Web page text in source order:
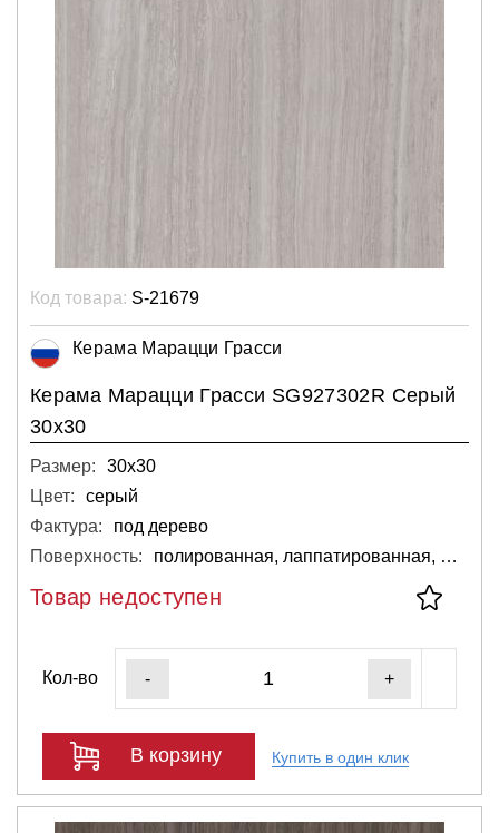
Код товара: S-21679
Керама Марацци Грасси
Керама Марацци Грасси SG927302R Серый
30х30
Размер:
30х30
Цвет:
серый
Фактура:
под дерево
Поверхность:
полированная, лаппатированная, матовая
Товар недоступен
Кол-во - +
В корзину Купить в один клик